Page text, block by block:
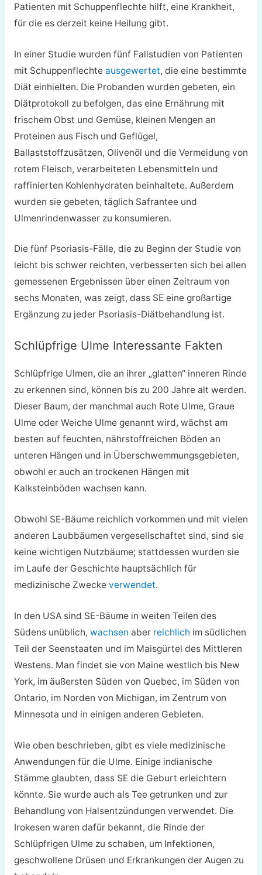
Patienten mit Schuppenflechte hilft, eine Krankheit,
für die es derzeit keine Heilung gibt.
In einer Studie wurden fünf Fallstudien von Patienten
mit Schuppenflechte ausgewertet, die eine bestimmte
Diät einhielten. Die Probanden wurden gebeten, ein
Diätprotokoll zu befolgen, das eine Ernährung mit
frischem Obst und Gemüse, kleinen Mengen an
Proteinen aus Fisch und Geflügel,
Ballaststoffzusätzen, Olivenöl und die Vermeidung von
rotem Fleisch, verarbeiteten Lebensmitteln und
raffinierten Kohlenhydraten beinhaltete. Außerdem
wurden sie gebeten, täglich Safrantee und
Ulmenrindenwasser zu konsumieren.
Die fünf Psoriasis-Fälle, die zu Beginn der Studie von
leicht bis schwer reichten, verbesserten sich bei allen
gemessenen Ergebnissen über einen Zeitraum von
sechs Monaten, was zeigt, dass SE eine großartige
Ergänzung zu jeder Psoriasis-Diätbehandlung ist.
Schlüpfrige Ulme Interessante Fakten
Schlüpfrige Ulmen, die an ihrer „glatten“ inneren Rinde
zu erkennen sind, können bis zu 200 Jahre alt werden.
Dieser Baum, der manchmal auch Rote Ulme, Graue
Ulme oder Weiche Ulme genannt wird, wächst am
besten auf feuchten, nährstoffreichen Böden an
unteren Hängen und in Überschwemmungsgebieten,
obwohl er auch an trockenen Hängen mit
Kalksteinböden wachsen kann.
Obwohl SE-Bäume reichlich vorkommen und mit vielen
anderen Laubbäumen vergesellschaftet sind, sind sie
keine wichtigen Nutzbäume; stattdessen wurden sie
im Laufe der Geschichte hauptsächlich für
medizinische Zwecke verwendet.
In den USA sind SE-Bäume in weiten Teilen des
Südens unüblich, wachsen aber reichlich im südlichen
Teil der Seenstaaten und im Maisgürtel des Mittleren
Westens. Man findet sie von Maine westlich bis New
York, im äußersten Süden von Quebec, im Süden von
Ontario, im Norden von Michigan, im Zentrum von
Minnesota und in einigen anderen Gebieten.
Wie oben beschrieben, gibt es viele medizinische
Anwendungen für die Ulme. Einige indianische
Stämme glaubten, dass SE die Geburt erleichtern
könnte. Sie wurde auch als Tee getrunken und zur
Behandlung von Halsentzündungen verwendet. Die
Irokesen waren dafür bekannt, die Rinde der
Schlüpfrigen Ulme zu schaben, um Infektionen,
geschwollene Drüsen und Erkrankungen der Augen zu